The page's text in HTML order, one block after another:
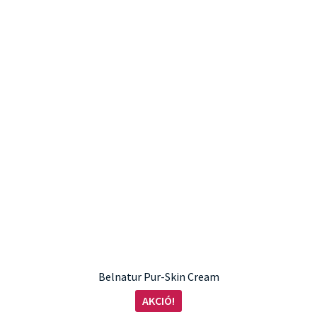
Belnatur Pur-Skin Cream
AKCIÓ!